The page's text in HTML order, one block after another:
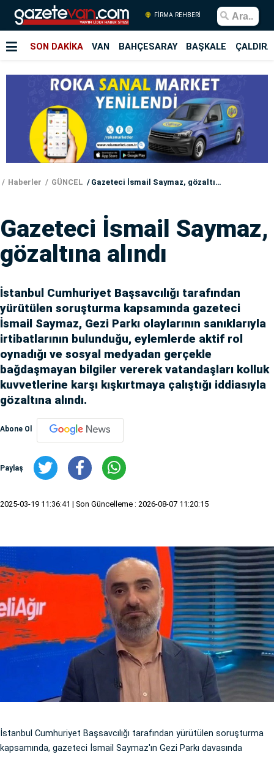
FİRMA REHBERİ
SON DAKİKA VAN BAHÇESARAY BAŞKALE
Haberler GÜNCEL Gazeteci İsmail Saymaz, gözaltına alındı
Gazeteci İsmail Saymaz,
gözaltına alındı
İstanbul Cumhuriyet Başsavcılığı tarafından
yürütülen soruşturma kapsamında gazeteci
İsmail Saymaz, Gezi Parkı olaylarının sanıklarıyla
irtibatlarının bulunduğu, eylemlerde aktif rol
oynadığı ve sosyal medyadan gerçekle
bağdaşmayan bilgiler vererek vatandaşları kolluk
kuvvetlerine karşı kışkırtmaya çalıştığı iddiasıyla
gözaltına alındı.
Abone Ol
Paylaş
2025-03-19 11:36:41 | Son Güncelleme : 2026-08-07 11:20:15
İstanbul Cumhuriyet Başsavcılığı tarafından yürütülen soruşturma
kapsamında, gazeteci İsmail Saymaz'ın Gezi Parkı davasında